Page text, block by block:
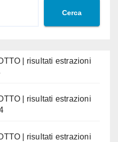
Cerca
| risultati estrazioni
| risultati estrazioni
| risultati estrazioni